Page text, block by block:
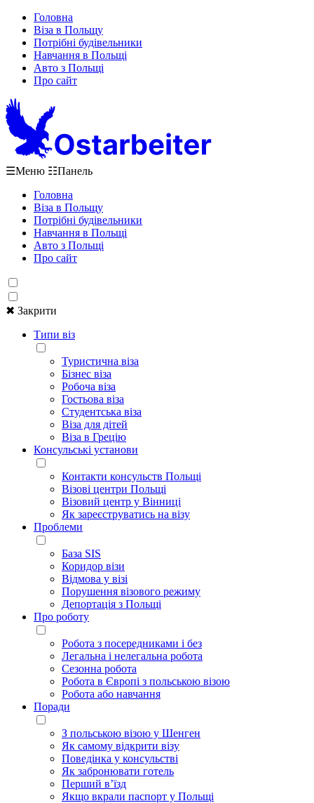
Головна
Віза в Польщу
Потрібні будівельники
Навчання в Польщі
Авто з Польщі
Про сайт
☰Меню ☷Панель
Головна
Віза в Польщу
Потрібні будівельники
Навчання в Польщі
Авто з Польщі
Про сайт
✖ Закрити
Типи віз
Туристична віза
Бізнес віза
Робоча віза
Гостьова віза
Студентська віза
Віза для дітей
Віза в Грецію
Консульські установи
Контакти консульств Польщі
Візові центри Польщі
Візовий центр у Вінниці
Як зареєструватись на візу
Проблеми
База SIS
Коридор візи
Відмова у візі
Порушення візового режиму
Депортація з Польщі
Про роботу
Робота з посередниками і без
Легальна і нелегальна робота
Сезонна робота
Робота в Європі з польською візою
Робота або навчання
Поради
З польською візою у Шенген
Як самому відкрити візу
Поведінка у консульстві
Як забронювати готель
Перший в’їзд
Якщо вкрали паспорт у Польщі